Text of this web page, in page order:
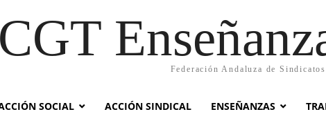
CGT
Federación Andaluza de Sindicatos
SOCIAL ACCIÓN SINDICAL ENSEÑANZAS